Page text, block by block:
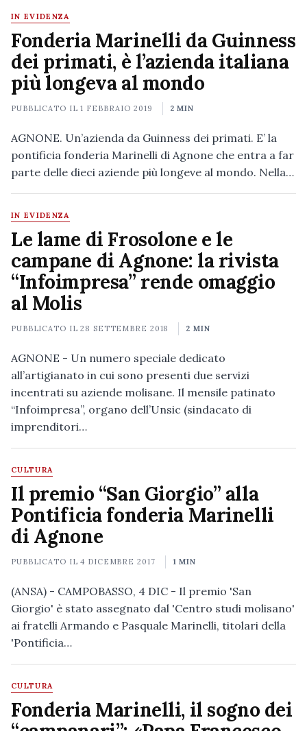
IN EVIDENZA
Fonderia Marinelli da Guinness
dei primati, è l’azienda italiana
più longeva al mondo
PUBBLICATO IL1 FEBBRAIO 2019 2 MIN
AGNONE. Un’azienda da Guinness dei primati. E’ la
pontificia fonderia Marinelli di Agnone che entra a far
parte delle dieci aziende più longeve al mondo. Nella…
IN EVIDENZA
Le lame di Frosolone e le
campane di Agnone: la rivista
“Infoimpresa” rende omaggio
al Molis
PUBBLICATO IL28 SETTEMBRE 2018 2 MIN
AGNONE - Un numero speciale dedicato
all’artigianato in cui sono presenti due servizi
incentrati su aziende molisane. Il mensile patinato
“Infoimpresa”, organo dell’Unsic (sindacato di
imprenditori…
CULTURA
Il premio “San Giorgio” alla
Pontificia fonderia Marinelli
di Agnone
PUBBLICATO IL4 DICEMBRE 2017 1 MIN
(ANSA) - CAMPOBASSO, 4 DIC - Il premio 'San
Giorgio' è stato assegnato dal 'Centro studi molisano'
ai fratelli Armando e Pasquale Marinelli, titolari della
'Pontificia…
CULTURA
Fonderia Marinelli, il sogno dei